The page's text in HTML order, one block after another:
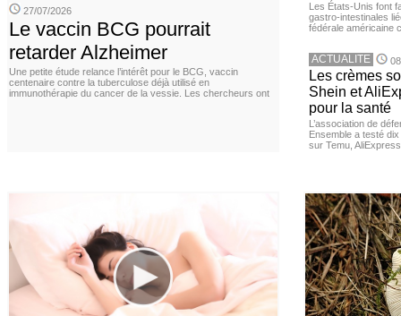
27/07/2026
Le vaccin BCG pourrait
retarder Alzheimer
Une petite étude relance l’intérêt pour le BCG, vaccin
centenaire contre la tuberculose déjà utilisé en
immunothérapie du cancer de la vessie. Les chercheurs ont
Les États-Unis font
gastro-intestinales
fédérale américaine
ACTUALITE
Les crèmes
Shein et
pour la santé
L’association de
Ensemble a testé
sur Temu,